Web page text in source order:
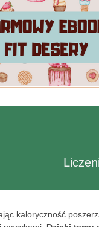
kaloryczność